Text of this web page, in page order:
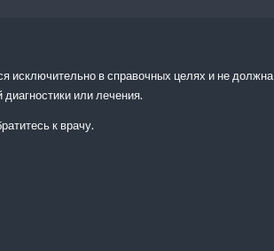
исключительно в справочных целях и не должна
или лечения.
к врачу.